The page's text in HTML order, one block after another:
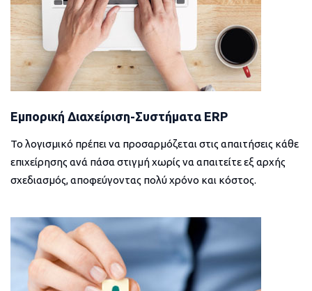
Εμπορική Διαχείριση-Συστήματα ERP
Το λογισμικό πρέπει να προσαρμόζεται στις απαιτήσεις κάθε
επιχείρησης ανά πάσα στιγμή χωρίς να απαιτείτε εξ αρχής
σχεδιασμός, αποφεύγοντας πολύ χρόνο και κόστος.